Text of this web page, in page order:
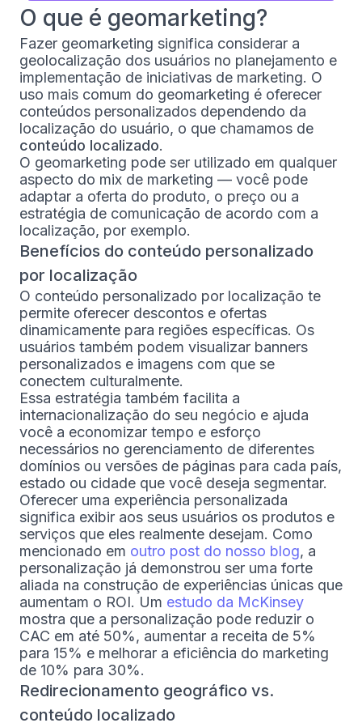
O que é geomarketing?
Fazer geomarketing significa considerar a
geolocalização dos usuários no planejamento e
implementação de iniciativas de marketing. O
uso mais comum do geomarketing é oferecer
conteúdos personalizados dependendo da
localização do usuário, o que chamamos de
conteúdo localizado.
O geomarketing pode ser utilizado em qualquer
aspecto do mix de marketing — você pode
adaptar a oferta do produto, o preço ou a
estratégia de comunicação de acordo com a
localização, por exemplo.
Benefícios do conteúdo personalizado
por localização
O conteúdo personalizado por localização te
permite oferecer descontos e ofertas
dinamicamente para regiões específicas. Os
usuários também podem visualizar banners
personalizados e imagens com que se
conectem culturalmente.
Essa estratégia também facilita a
internacionalização do seu negócio e ajuda
você a economizar tempo e esforço
necessários no gerenciamento de diferentes
domínios ou versões de páginas para cada país,
estado ou cidade que você deseja segmentar.
Oferecer uma experiência personalizada
significa exibir aos seus usuários os produtos e
serviços que eles realmente desejam. Como
mencionado em outro post do nosso blog, a
personalização já demonstrou ser uma forte
aliada na construção de experiências únicas que
aumentam o ROI. Um estudo da McKinsey
mostra que a personalização pode reduzir o
CAC em até 50%, aumentar a receita de 5%
para 15% e melhorar a eficiência do marketing
de 10% para 30%.
Redirecionamento geográfico vs.
conteúdo localizado